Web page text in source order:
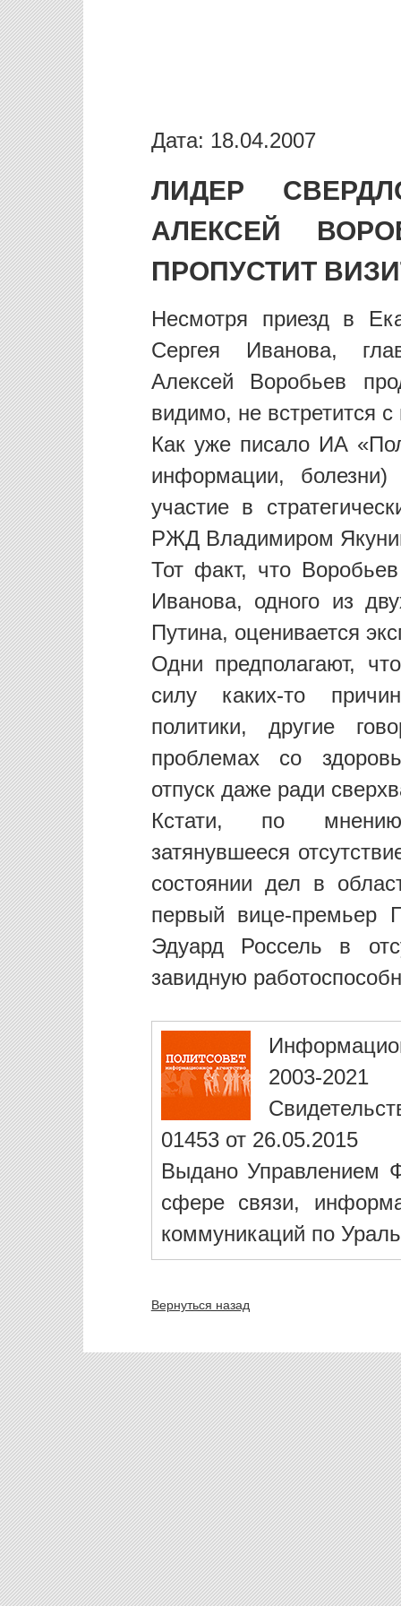
Дата: 18.04.2007
ЛИДЕР
АЛЕКСЕЙ
ПРОПУСТИТ
Несмотря приезд в
Сергея Иванова,
Алексей Воробьев
видимо, не встретится
Как уже писало ИА
информации,
участие в
РЖД Владимиром
Тот факт, что
Иванова, одного из
Путина, оценивается
Одни предполагают,
силу каких-то
политики, другие
проблемах со
отпуск даже ради
Кстати, по мнению
затянувшееся
состоянии дел в
первый вице-премьер
Эдуард Россель в
завидную
2003-2021
01453 от 26.05.2015
Выдано Управлением
сфере связи,
коммуникаций по
Вернуться назад